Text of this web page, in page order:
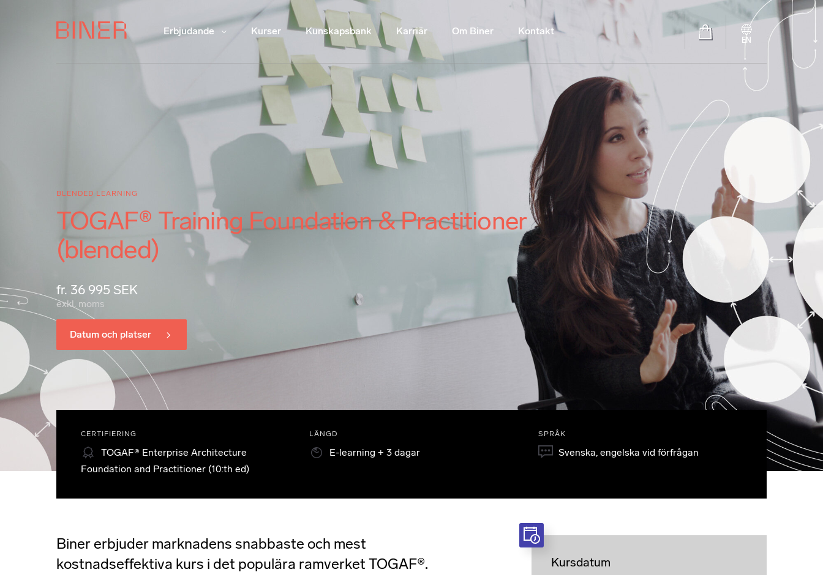
Erbjudande Kurser Kunskapsbank Karriär Om Biner Kontakt
EN
BLENDED LEARNING
TOGAF® Training Foundation & Practitioner
(blended)
fr. 36 995 SEK
exkl. moms
Datum och platser
CERTIFIERING
TOGAF® Enterprise Architecture
Foundation and Practitioner (10:th ed)
LÄNGD
E-learning + 3 dagar
SPRÅK
Svenska, engelska vid förfrågan
Kursdatum
Biner erbjuder marknadens snabbaste och mest
kostnadseffektiva kurs i det populära ramverket TOGAF®.